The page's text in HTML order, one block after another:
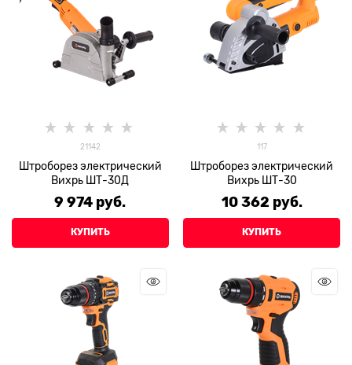
21142
Штроборез электрический
Вихрь ШТ-30Д
9 974 руб.
КУПИТЬ
117
Штроборез электрический
Вихрь ШТ-30
10 362 руб.
КУПИТЬ